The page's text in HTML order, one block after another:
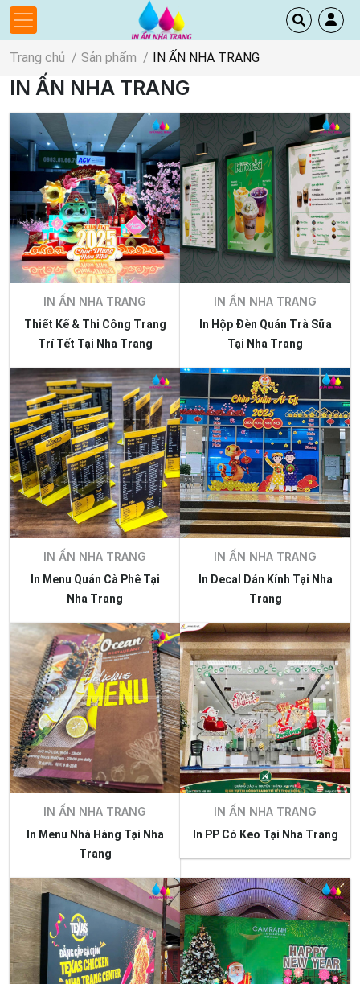
Trang chủ Sản phẩm IN ẤN NHA TRANG
IN ẤN NHA TRANG
IN ẤN NHA TRANG
Thiết Kế & Thi Công Trang
Trí Tết Tại Nha Trang
IN ẤN NHA TRANG
In Hộp Đèn Quán Trà Sữa
Tại Nha Trang
IN ẤN NHA TRANG
In Menu Quán Cà Phê Tại
Nha Trang
IN ẤN NHA TRANG
In Decal Dán Kính Tại Nha
Trang
IN ẤN NHA TRANG
In Menu Nhà Hàng Tại Nha
Trang
IN ẤN NHA TRANG
In PP Có Keo Tại Nha Trang